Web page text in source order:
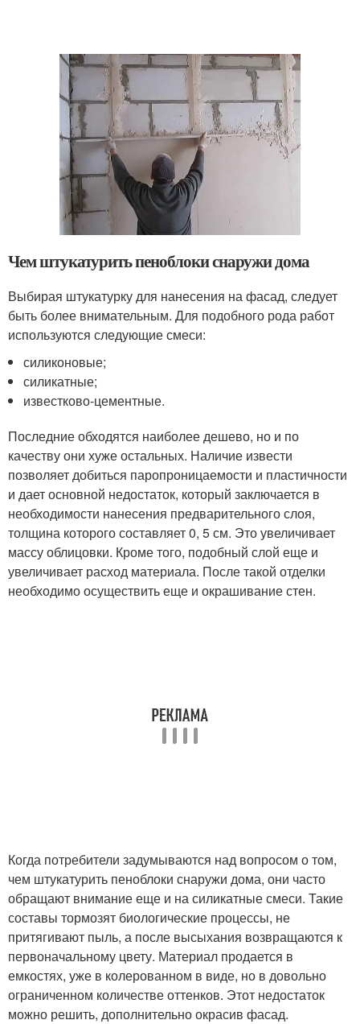
Чем штукатурить пеноблоки снаружи дома
Выбирая штукатурку для нанесения на фасад, следует
быть более внимательным. Для подобного рода работ
используются следующие смеси:
силиконовые;
силикатные;
известково-цементные.
Последние обходятся наиболее дешево, но и по
качеству они хуже остальных. Наличие извести
позволяет добиться паропроницаемости и пластичности
и дает основной недостаток, который заключается в
необходимости нанесения предварительного слоя,
толщина которого составляет 0, 5 см. Это увеличивает
массу облицовки. Кроме того, подобный слой еще и
увеличивает расход материала. После такой отделки
необходимо осуществить еще и окрашивание стен.
Когда потребители задумываются над вопросом о том,
чем штукатурить пеноблоки снаружи дома, они часто
обращают внимание еще и на силикатные смеси. Такие
составы тормозят биологические процессы, не
притягивают пыль, а после высыхания возвращаются к
первоначальному цвету. Материал продается в
емкостях, уже в колерованном в виде, но в довольно
ограниченном количестве оттенков. Этот недостаток
можно решить, дополнительно окрасив фасад.